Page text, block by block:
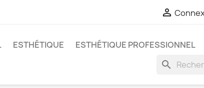

ESTHÉTIQUE ESTHÉTIQUE PROFESSIONNEL
search